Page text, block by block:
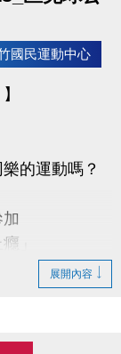
國民運動中心
的運動嗎？
」
前
展開內容